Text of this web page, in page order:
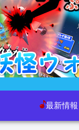
最新情報